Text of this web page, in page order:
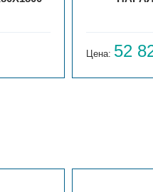
Цена: 52